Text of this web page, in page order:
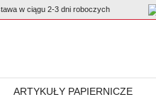
w ciągu 2-3 dni roboczych
ARTYKUŁY PAPIERNICZE